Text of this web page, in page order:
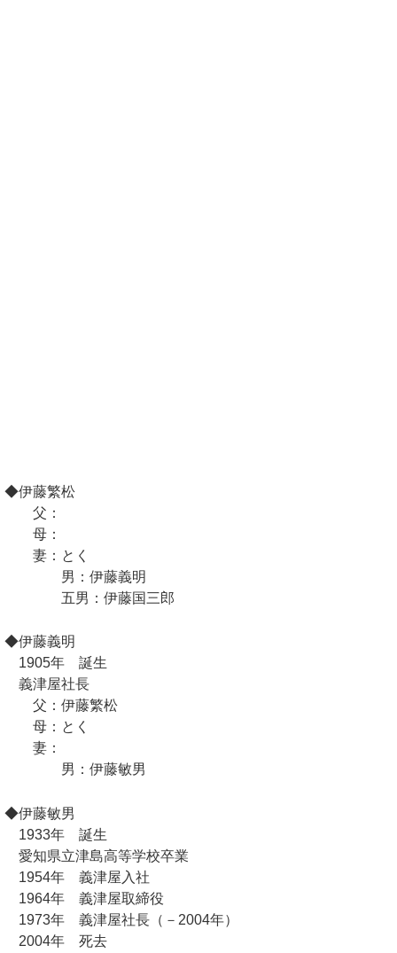
◆伊藤繁松
父：
母：
妻：とく
男：伊藤義明
五男：伊藤国三郎
◆伊藤義明
1905年 誕生
義津屋社長
父：伊藤繁松
母：とく
妻：
男：伊藤敏男
◆伊藤敏男
1933年 誕生
愛知県立津島高等学校卒業
1954年 義津屋入社
1964年 義津屋取締役
1973年 義津屋社長（－2004年）
2004年 死去